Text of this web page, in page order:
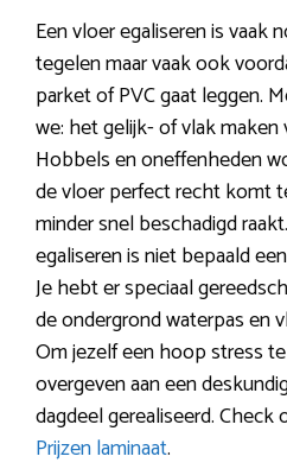
Een vloer egaliseren is vaak
tegelen maar vaak ook
parket of PVC gaat leggen.
we: het gelijk- of vlak maken
Hobbels en oneffenheden
de vloer perfect recht komt
minder snel beschadigd
egaliseren is niet bepaald
Je hebt er speciaal
de ondergrond waterpas en
Om jezelf een hoop stress
overgeven aan een
dagdeel gerealiseerd.
Prijzen laminaat.